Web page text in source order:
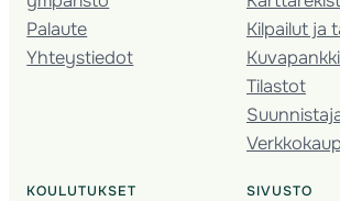
Palaute
Yhteystiedot
Kilpailut ja
Kuvapankki
Tilastot
KOULUTUKSET SIVUSTO